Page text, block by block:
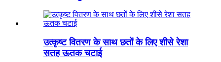
उत्कृष्ट वितरण के साथ छतों के लिए शीसे रेशा
सतह ऊतक चटाई